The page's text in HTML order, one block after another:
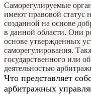
Саморегулируемые
имеют правовой статус
созданной на основе
в данной области. Они
основе утвержденных
саморегулирования.
государственного или
деятельностью
Что представляет
арбитражных